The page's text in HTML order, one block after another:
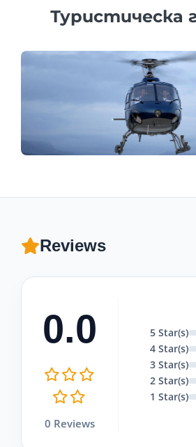
Туристическа
Reviews
0.0
0 Reviews
5 Star(s)
4 Star(s)
3 Star(s)
2 Star(s)
1 Star(s)